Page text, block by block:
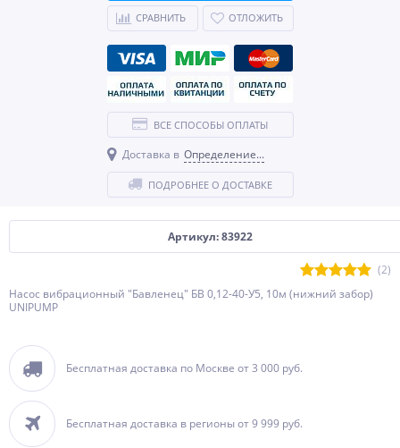
Артикул: 83922
(2)
Насос вибрационный "Бавленец" БВ 0,12-40-У5, 10м (нижний забор)
UNIPUMP
Бесплатная доставка по Москве от 3 000 руб.
Бесплатная доставка в регионы от 9 999 руб.
СРАВНИТЬ ОТЛОЖИТЬ
ВСЕ СПОСОБЫ ОПЛАТЫ
Доставка в Определение...
ПОДРОБНЕЕ О ДОСТАВКЕ